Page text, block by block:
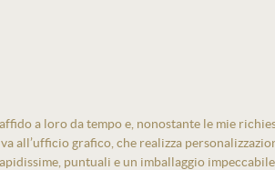
a loro da tempo e, nonostante le mie
all’ufficio grafico, che realizza
puntuali e un imballaggio